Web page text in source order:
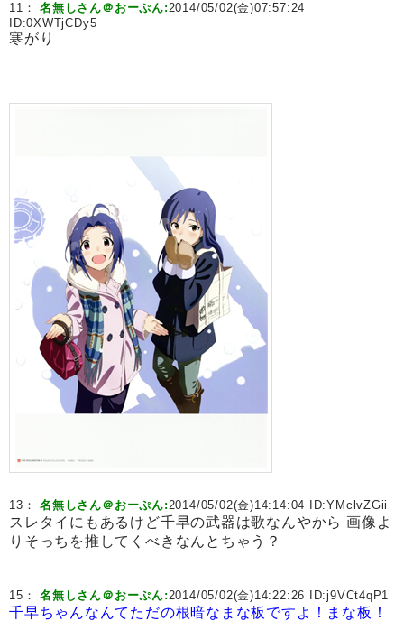
11：名無しさん＠おーぷん:2014/05/02(金)07:57:24
ID:0XWTjCDy5
寒がり
13：名無しさん＠おーぷん:2014/05/02(金)14:14:04 ID:YMclvZGii
スレタイにもあるけど千早の武器は歌なんやから 画像よ
りそっちを推してくべきなんとちゃう？
15：名無しさん＠おーぷん:2014/05/02(金)14:22:26 ID:j9VCt4qP1
千早ちゃんなんてただの根暗なまな板ですよ！まな板！